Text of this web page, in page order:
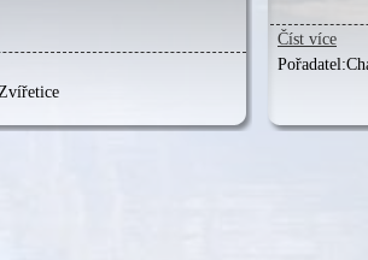
Číst více
Pořadatel: